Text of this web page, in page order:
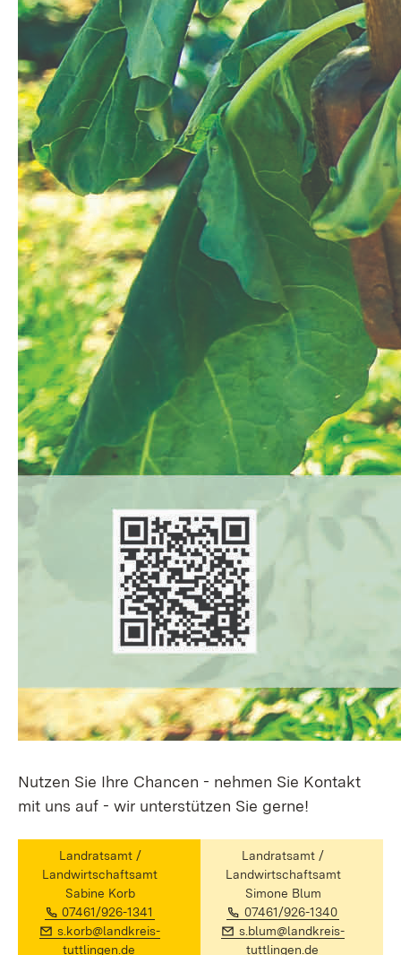
Nutzen Sie Ihre Chancen - nehmen Sie Kontakt
mit uns auf - wir unterstützen Sie gerne!
Landratsamt /
Landwirtschaftsamt
Sabine Korb
Telefon:
07461/926-1341
(Öffnet in neuem Fenster)
E-Mail:
s.korb@landkreis-
tuttlingen.de (Öffnet in neuem Fenster)
Landratsamt /
Landwirtschaftsamt
Simone Blum
Telefon:
07461/926-1340(Öffnet in
E-Mail:
s.blum@landkreis-
tuttlingen.de